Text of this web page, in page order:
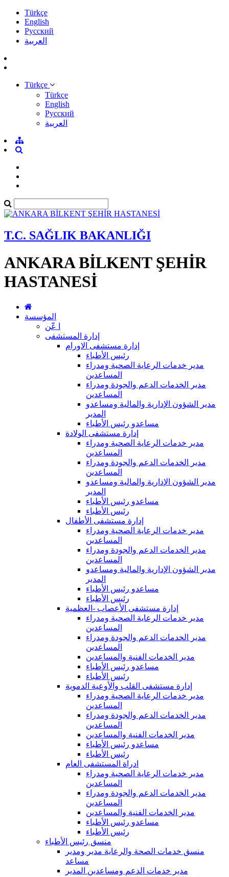
Türkçe
English
Pусский
العربية
Türkçe
Türkçe
English
Pусский
العربية
T.C. SAĞLIK BAKANLIĞI
ANKARA BİLKENT ŞEHİR
HASTANESİ
المؤسسة
ا عّن
إدارة المستشفى
إدارة مستشفى الاورام
رئيس الأطباء
مدير خدمات الرعاية الصحية ومدراء
المساعدين
مدير الخدمات الدعم والجودة ومدراء
المساعدين
مدير الشؤون الإدارية والمالية ومساعدو
المدير
مساعدو رئيس الأطباء
إدارة مستشفى الولادة
مدير خدمات الرعاية الصحية ومدراء
المساعدين
مدير الخدمات الدعم والجودة ومدراء
المساعدين
مدير الشؤون الإدارية والمالية ومساعدو
المدير
مساعدو رئيس الأطباء
رئيس الأطباء
إدارة مستشفى الأطفال
مدير خدمات الرعاية الصحية ومدراء
المساعدين
مدير الخدمات الدعم والجودة ومدراء
المساعدين
مدير الشؤون الإدارية والمالية ومساعدو
المدير
مساعدو رئيس الأطباء
رئيس الأطباء
إدارة مستشفى الأعصاب -العظمية
مدير خدمات الرعاية الصحية ومدراء
المساعدين
مدير الخدمات الدعم والجودة ومدراء
المساعدين
مدير الخدمات الفنية والمساعدين
مساعدو رئيس الأطباء
رئيس الأطباء
إدارة مستشفى القلب والأوعية الدموية
مدير خدمات الرعاية الصحية ومدراء
المساعدين
مدير الخدمات الدعم والجودة ومدراء
المساعدين
مدير الخدمات الفنية والمساعدين
مساعدو رئيس الأطباء
رئيس الأطباء
ادراة المستشفى العام
مدير خدمات الرعاية الصحية ومدراء
المساعدين
مدير الخدمات الدعم والجودة ومدراء
المساعدين
مدير الخدمات الفنية والمساعدين
مساعدو رئيس الأطباء
رئيس الأطباء
منسق رئيس الأطباء
منسق خدمات الصحة والرعاية مدير ومدير
مساعد
مدير خدمات الدعم ومساعدين المدير